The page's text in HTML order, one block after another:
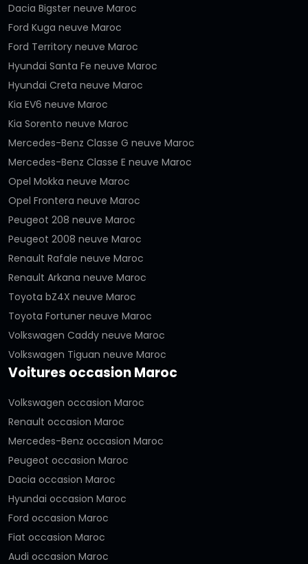
Dacia Bigster neuve Maroc
Ford Kuga neuve Maroc
Ford Territory neuve Maroc
Hyundai Santa Fe neuve Maroc
Hyundai Creta neuve Maroc
Kia EV6 neuve Maroc
Kia Sorento neuve Maroc
Mercedes-Benz Classe G neuve Maroc
Mercedes-Benz Classe E neuve Maroc
Opel Mokka neuve Maroc
Opel Frontera neuve Maroc
Peugeot 208 neuve Maroc
Peugeot 2008 neuve Maroc
Renault Rafale neuve Maroc
Renault Arkana neuve Maroc
Toyota bZ4X neuve Maroc
Toyota Fortuner neuve Maroc
Volkswagen Caddy neuve Maroc
Volkswagen Tiguan neuve Maroc
Voitures occasion Maroc
Volkswagen occasion Maroc
Renault occasion Maroc
Mercedes-Benz occasion Maroc
Peugeot occasion Maroc
Dacia occasion Maroc
Hyundai occasion Maroc
Ford occasion Maroc
Fiat occasion Maroc
Audi occasion Maroc